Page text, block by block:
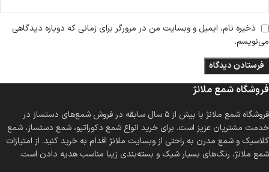
ذخیره نام، ایمیل و وبسایت من در مرورگر برای زمانی که دوباره دیدگاهی
می‌نویسم.
فروشگاه شمع ملانژ
فروشگاه شمع ملانژ با بیش از ۵ سال سابقه در فروش شمع‌های دستساز در
خدمت مشتریان عزیز است. برای خرید انواع شمع دکوراتیو، شمع دستساز، شمع
کلاسیک و شمع مدرن به راحتی از وبسایت ملانژ اقدام به خرید کنید. از امتیازات
شمع ملانژ، رنگ‌های بسیار شیک و بسته‌بندی زیبا مناسب هدیه دادن است.